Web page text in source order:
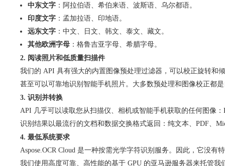
中东文字 ：阿拉伯语、希伯来语、波斯语、乌尔都语。
印度文字 ：孟加拉语、印地语。
远东文字 ：中文、日文、韩文、泰文、藏文。
其他欧洲字母 ：格鲁吉亚字母、希腊字母。
2. 阅读照片和低质量扫描件
我们的 API 具有强大的内置图像预处理过滤器，可以校正旋转和
甚至可以可靠地识别智能手机照片。大多数预处理和图像校正都
3. 识别并转换
API 几乎可以读取您从扫描仪、相机或智能手机获取的任何图像
识别结果以最流行的文档和数据交换格式返回：纯文本、PDF、
4. 最低系统要求
Aspose.OCR Cloud 是一种按需光学字符识别服务。因此，它没
我们使用高度可靠、高性能的基于 GPU 的亚马逊服务器来托管